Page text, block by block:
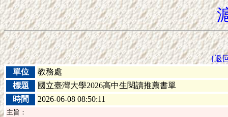
[返
單位
教務處
標題
國立臺灣大學2026高中生閱讀推薦書單
時間
2026-06-08 08:50:11
主旨：